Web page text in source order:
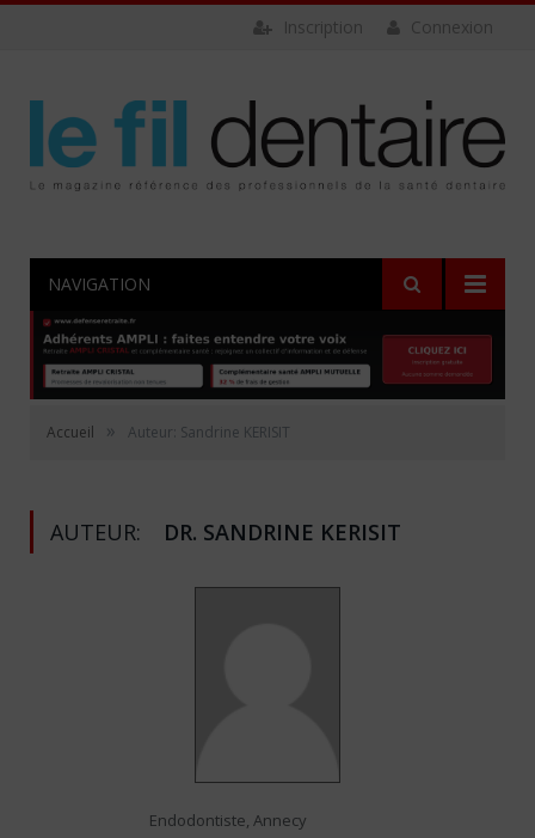
Connexion
Inscription
NAVIGATION
Accueil » Auteur: Sandrine KERISIT
AUTEUR: DR. SANDRINE KERISIT
Endodontiste, Annecy